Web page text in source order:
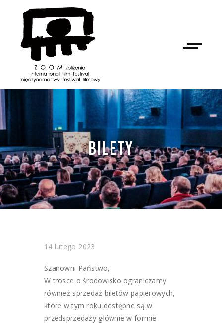
BILETY
NAN
14 lutego 2023
Szanowni Państwo,
W trosce o środowisko ograniczamy
również sprzedaż biletów papierowych,
które w tym roku dostępne są w
przedsprzedaży głównie w formie